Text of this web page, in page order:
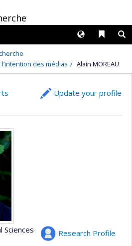
Liens
Langues
des médias
Alain MOREAU
Update your profile
Research Profile
Sciences